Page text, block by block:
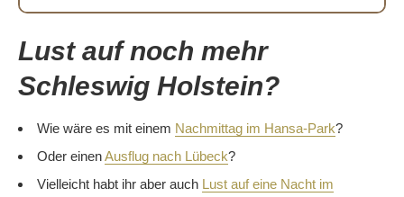
Lust auf noch mehr
Schleswig Holstein?
Wie wäre es mit einem Nachmittag im Hansa-Park?
Oder einenAusflug nach Lübeck?
Vielleicht habt ihr aber auch Lust auf eine Nacht im